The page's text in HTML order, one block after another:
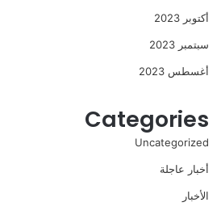
أكتوبر 2023
سبتمبر 2023
أغسطس 2023
Categories
Uncategorized
أخبار عاجلة
الأخبار